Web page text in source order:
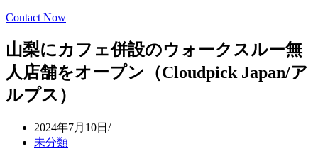
Contact Now
山梨にカフェ併設のウォークスルー無
人店舗をオープン（Cloudpick Japan/ア
ルプス）
2024年7月10日
未分類